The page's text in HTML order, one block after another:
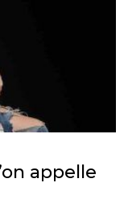
appelle